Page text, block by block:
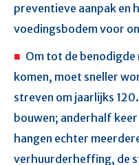
preventieve aanpak en
voedingsbodem voor
Om tot de
komen, moet sneller
streven om jaarlijks
bouwen; anderhalf
hangen echter
verhuurderheffing, de